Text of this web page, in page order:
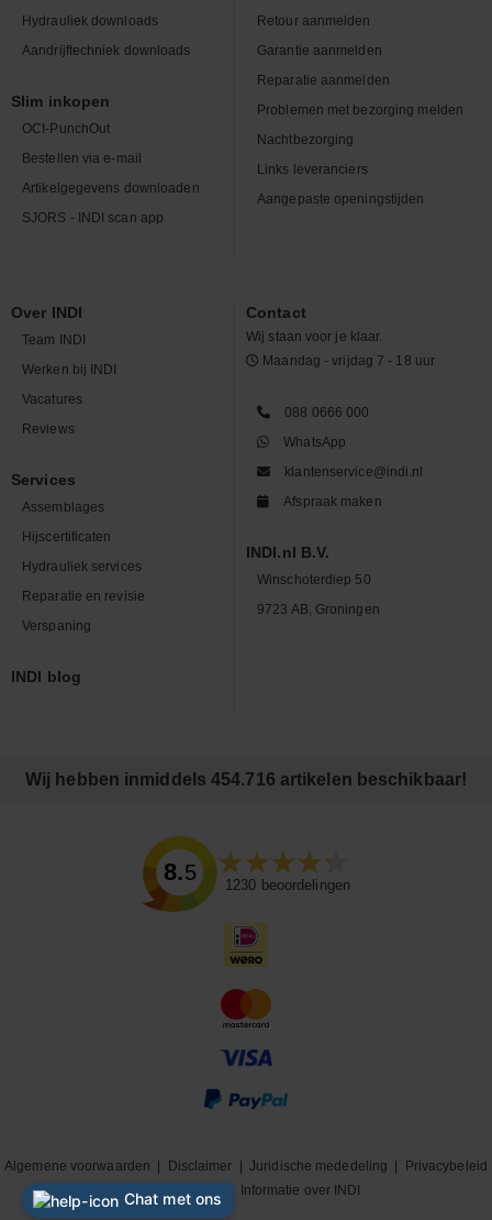
Hydrauliek downloads
Aandrijftechniek downloads
Slim inkopen
OCI-PunchOut
Bestellen via e-mail
Artikelgegevens downloaden
SJORS - INDI scan app
Retour aanmelden
Garantie aanmelden
Reparatie aanmelden
Problemen met bezorging melden
Nachtbezorging
Links leveranciers
Aangepaste openingstijden
Over INDI
Team INDI
Werken bij INDI
Vacatures
Reviews
Services
Assemblages
Hijscertificaten
Hydrauliek services
Reparatie en revisie
Verspaning
INDI blog
Contact
Wij staan voor je klaar.
Maandag - vrijdag 7 - 18 uur
088 0666 000
WhatsApp
klantenservice@indi.nl
Afspraak maken
INDI.nl B.V.
Winschoterdiep 50
9723 AB, Groningen
Wij hebben inmiddels 454.716 artikelen beschikbaar!
8.5
1230 beoordelingen
Algemene voorwaarden Disclaimer |Juridische mededeling
Privacybeleid
|
Cookiebeleid Informatie over INDI